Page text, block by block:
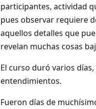
participantes, actividad
pues observar requiere
aquellos detalles que
revelan muchas cosas
El curso duró varios
entendimientos.
Fueron días de